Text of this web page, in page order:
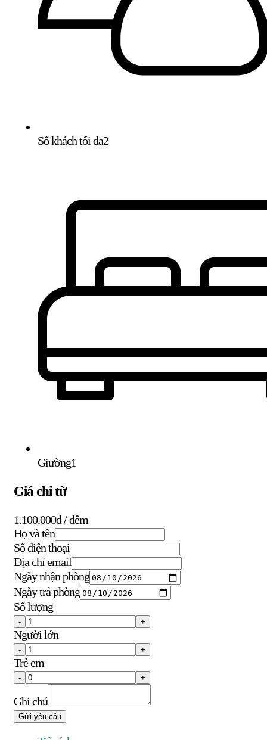
Số khách tối đa2
Giường1
Giá chỉ từ
1.100.000đ/ đêm
Họ và tên
Số điện thoại
Địa chỉ email
Ngày nhận phòng
Ngày trả phòng
Số lượng
- +
Người lớn
- +
Trẻ em
- +
Ghi chú
Gửi yêu cầu